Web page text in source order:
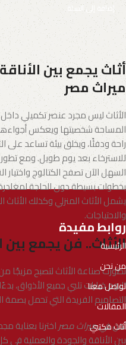
إضافة إلى السلة
أثاث يجمع بين
ميراث مصر
الأثاث ليس مجرد عنصر تكميلي
المساحة شخصيتها ويعكس
راحة ودفئًا، ويخلق بيئة تساعد على
للاسترخاء بعد يوم طويل. ومع تطور
السهل الآن تصفح الكتالوج
بخطوات بسيطة دون الحاجة
يشمل الأثاث المنزلي وكذلك
والاحتياجات.
الأثاث.. فن يجمع بين
تطورت صناعة الأثاث لتصبح مزيجًا
اليوم خيارات تلبي جميع الأذواق،
التصاميم الفريدة التي تحمل بصمة
نحن فيميراث مصراخترنا بعناية
بين الأناقة والجودة والعملية
روابط مفيدة
الرئيسية
من نحن
تواصل معنا
المقالات
أثاث مكتبي